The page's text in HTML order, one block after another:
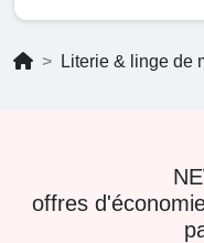
Literie & linge de
offres